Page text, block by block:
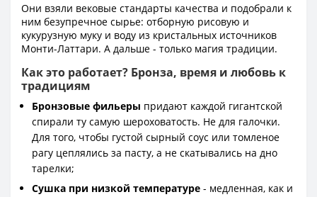
Они взяли вековые стандарты качества и подобрали к
ним безупречное сырье: отборную рисовую и
кукурузную муку и воду из кристальных источников
Монти-Латтари. А дальше - только магия традиции.
Как это работает? Бронза, время и любовь к
традициям
Бронзовые фильеры придают каждой гигантской
спирали ту самую шероховатость. Не для галочки.
Для того, чтобы густой сырный соус или томленое
рагу цеплялись за пасту, а не скатывались на дно
тарелки;
Сушка при низкой температуре - медленная, как и